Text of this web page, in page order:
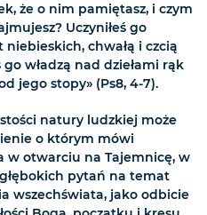
że o nim pamiętasz, i czym
Uczyniłeś go
chwałą i czcią
go władzą nad dziełami rąk
jego stopy» (Ps8, 4-7).
natury ludzkiej może
o którym mówi
w otwarciu na Tajemnicę, w
pytań na temat
wszechświata, jako odbicie